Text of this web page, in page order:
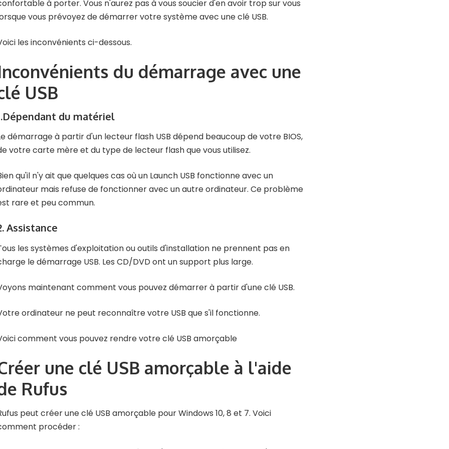
à porter. Vous n'aurez pas à vous soucier d'en avoir trop sur vous
vous prévoyez de démarrer votre système avec une clé USB.
les inconvénients ci-dessous.
du démarrage avec une
USB
Dépendant du matériel
démarrage à partir d'un lecteur flash USB dépend beaucoup de votre BIOS,
votre carte mère et du type de lecteur flash que vous utilisez.
qu'il n'y ait que quelques cas où un Launch USB fonctionne avec un
mais refuse de fonctionner avec un autre ordinateur. Ce problème
rare et peu commun.
Assistance
les systèmes d'exploitation ou outils d'installation ne prennent pas en
le démarrage USB. Les CD/DVD ont un support plus large.
maintenant comment vous pouvez démarrer à partir d'une clé USB.
ordinateur ne peut reconnaître votre USB que s'il fonctionne.
comment vous pouvez rendre votre clé USB amorçable
une clé USB amorçable à l'aide
Rufus
peut créer une clé USB amorçable pour Windows 10, 8 et 7. Voici
procéder :